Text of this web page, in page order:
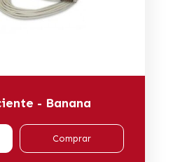
- Banana
Comprar